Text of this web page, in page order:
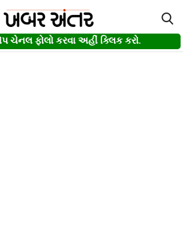
ચેનલ ફોલો કરવા અહીં ક્લિક કરો.
ચેનલ ફોલો કરવા અહીં ક્લિક કરો.